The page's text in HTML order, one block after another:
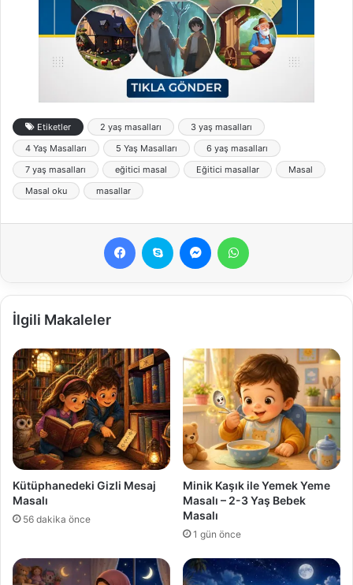
Etiketler 2 yaş masalları
3 yaş masalları
4 Yaş Masalları
5 Yaş Masalları
6 yaş masalları
7 yaş masalları
eğitici masal Eğitici masallar
Masal
Masal oku
masallar
FacebookSkype Messenger
İlgili Makaleler
Kütüphanedeki Gizli Mesaj
Masalı
56 dakika önce
Minik Kaşık ile Yemek Yeme
Masalı – 2-3 Yaş Bebek
Masalı
1 gün önce